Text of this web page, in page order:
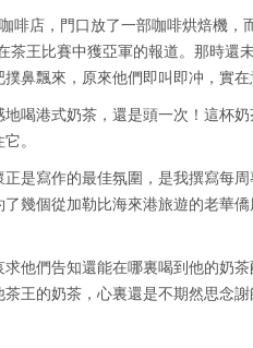
啡店，門口放了一部咖啡烘焙機，
王比賽中獲亞軍的報道。那時還
鼻飄來，原來他們即叫即冲，實在
喝港式奶茶，還是頭一次！這杯
。
是寫作的最佳氛圍，是我撰寫每
幾個從加勒比海來港旅遊的老華
他們告知還能在哪裏喝到他的奶
王的奶茶，心裏還是不期然思念